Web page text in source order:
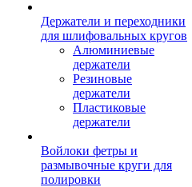
Держатели и переходники
для шлифовальных кругов
Алюминиевые
держатели
Резиновые
держатели
Пластиковые
держатели
Войлоки фетры и
размывочные круги для
полировки